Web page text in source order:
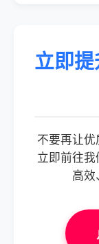
立即
不要再让优
立即前往我
高效